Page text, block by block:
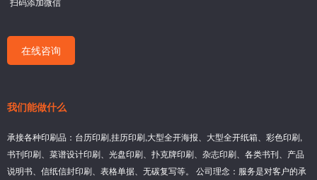
在线咨询
我们能做什么
承接各种印刷品：台历印刷,挂历印刷,大型全开海报、大型全开纸箱、彩色印刷,
书刊印刷、菜谱设计印刷、光盘印刷、扑克牌印刷、杂志印刷、各类书刊、产品
说明书、信纸信封印刷、表格单据、无碳复写等。 公司理念：服务是对客户的承